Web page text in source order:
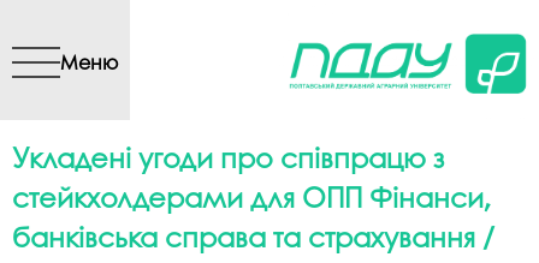
вмісту
Меню
Укладені угоди про співпрацю з
стейкхолдерами для ОПП Фінанси,
банківська справа та страхування /